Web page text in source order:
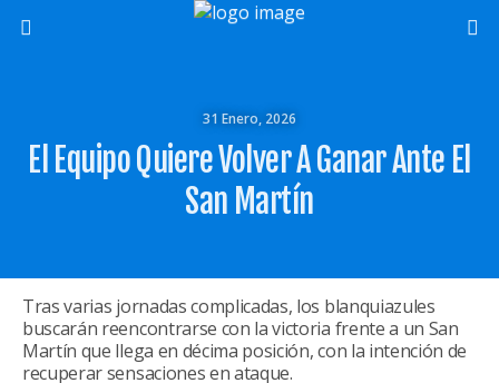
31 Enero, 2026
El Equipo Quiere Volver A Ganar Ante El
San Martín
Tras varias jornadas complicadas, los blanquiazules
buscarán reencontrarse con la victoria frente a un San
Martín que llega en décima posición, con la intención de
recuperar sensaciones en ataque.